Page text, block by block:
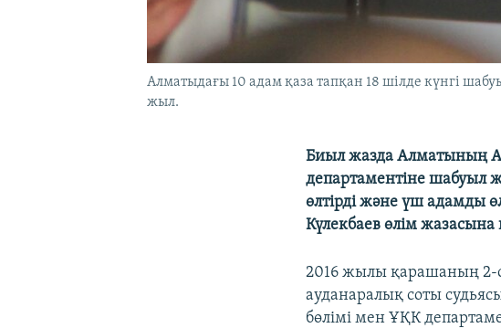
Алматыдағы 10 адам қаза тапқан 18 шілде күнгі
жыл.
Биыл жазда Алматының
департаментіне шабуыл
өлтірді және үш адамды
Күлекбаев өлім жазасына
2016 жылы қарашаның 2-
ауданаралық соты
бөлімі мен ҰҚК